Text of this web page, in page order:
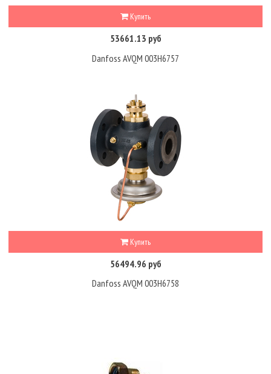
Купить
53661.13 руб
Danfoss AVQM 003H6757
Купить
56494.96 руб
Danfoss AVQM 003H6758